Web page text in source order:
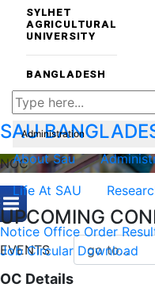
SYLHET
AGRICULTURAL
UNIVERSITY
BANGLADESH
SAU
About Sau
Life At SAU
UPCOMING
EVENTS
Administration
NOC
Notice Office Order
Job Circular Download
Details